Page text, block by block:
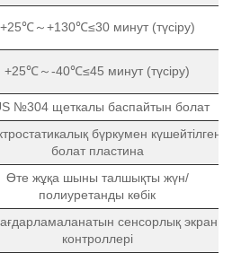
+25℃～+130℃≤30 минут (түсіру)
+25℃～-40℃≤45 минут (түсіру)
№304 щеткалы баспайтын болат
бүркумен күшейтілген
болат пластина
Өте жұқа шыны талшықты жүн/
полиуретанды көбік
сенсорлық экран
контроллері